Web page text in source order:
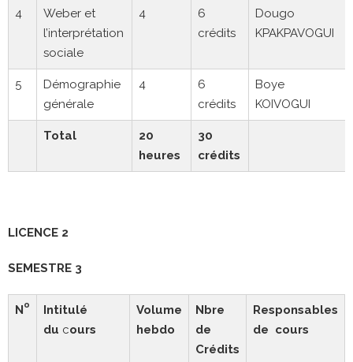
4
Weber et
l’interprétation
sociale
4
6
crédits
Dougo
KPAKPAVOGUI
5
Démographie
générale
4
6
crédits
Boye
KOIVOGUI
Total
20
heures
30
crédits
LICENCE 2
SEMESTRE 3
No
Intitulé
du cours
Volume
hebdo
Nbre
de
Crédits
Responsables
de cours